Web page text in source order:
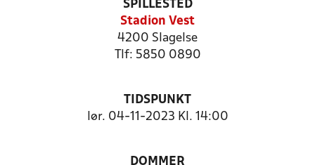
SPILLESTED
Stadion Vest
4200 Slagelse
Tlf: 5850 0890
TIDSPUNKT
lør. 04-11-2023 Kl. 14:00
DOMMER